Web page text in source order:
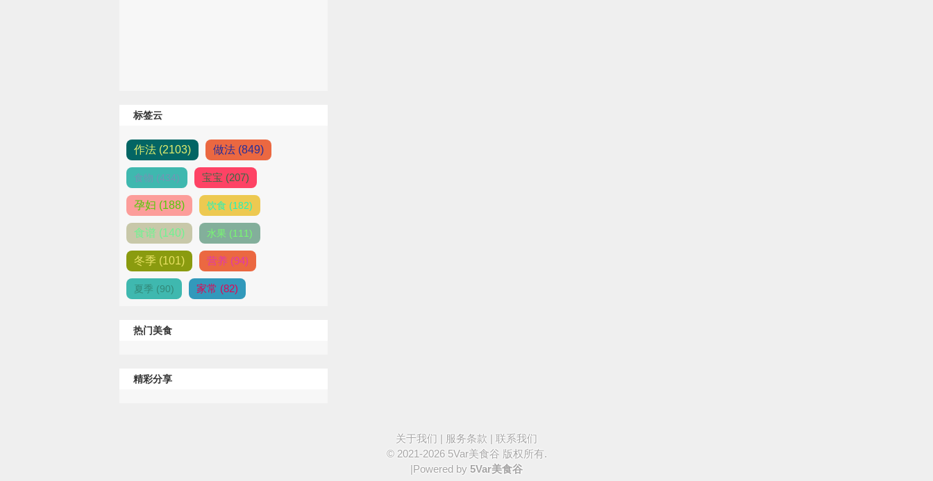
标签云
作法 (2103) 做法 (849)
食物 (434) 宝宝 (207)
孕妇 (188) 饮食 (182)
食谱 (140) 水果 (111)
冬季 (101) 营养 (94)
夏季 (90) 家常 (82)
热门美食
精彩分享
关于我们 | 服务条款 | 联系我们
© 2021-2026 5Var美食谷 版权所有.
|Powered by 5Var美食谷